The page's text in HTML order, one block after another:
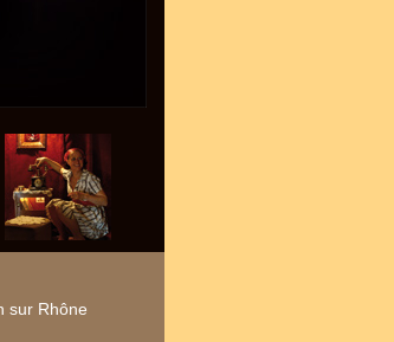
sur Rhône